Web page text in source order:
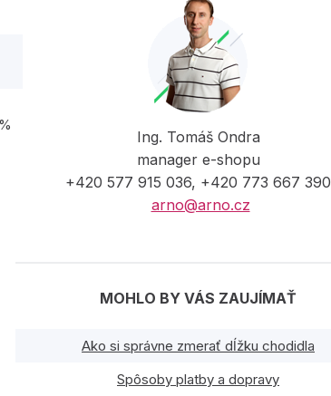
Ing. Tomáš Ondra
manager e-shopu
+420 577 915 036, +420 773 667 390
arno@arno.cz
MOHLO BY VÁS ZAUJÍMAŤ
Ako si správne zmerať dĺžku chodidla
Spôsoby platby a dopravy